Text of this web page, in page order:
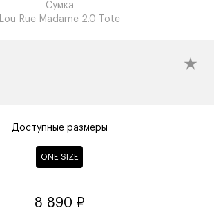
Сумка
Lou Rue Madame 2.0 Tote
Доступные размеры
ONE SIZE
8 890 ₽